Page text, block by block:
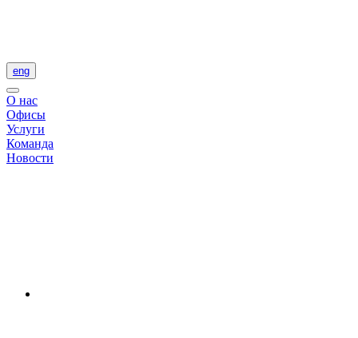
eng
О нас
Офисы
Услуги
Команда
Новости